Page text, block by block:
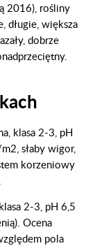
2016), rośliny
długie, większa
dobrze
klasa 2-3, pH
słaby wigor,
korzeniowy
2-3, pH 6,5
Ocena
pola